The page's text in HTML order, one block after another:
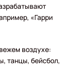
«Гарри
воздухе:
танцы, бейсбол,